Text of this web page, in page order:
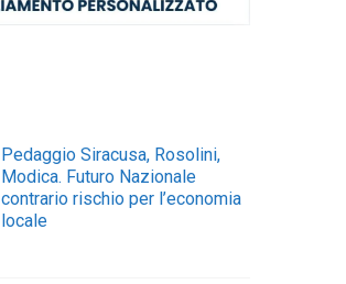
Pedaggio Siracusa, Rosolini,
Modica. Futuro Nazionale
contrario rischio per l’economia
locale